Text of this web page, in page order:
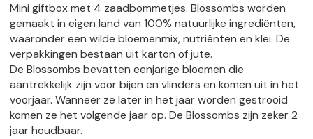
Mini giftbox met 4 zaadbommetjes. Blossombs worden
gemaakt in eigen land van 100% natuurlijke ingrediënten,
waaronder een wilde bloemenmix, nutriënten en klei. De
verpakkingen bestaan uit karton of jute.
De Blossombs bevatten eenjarige bloemen die
aantrekkelijk zijn voor bijen en vlinders en komen uit in het
voorjaar. Wanneer ze later in het jaar worden gestrooid
komen ze het volgende jaar op. De Blossombs zijn zeker 2
jaar houdbaar.